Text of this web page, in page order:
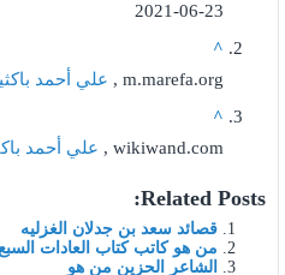
23-06-2021
^
m.marefa.org ,
علي أحمد
^
wikiwand.com ,
علي أحمد
Related Posts:
قصائد سعد بن جدلان الغزليه
من هو كاتب كتاب العادات السبع
الشاعر الحزين من هو